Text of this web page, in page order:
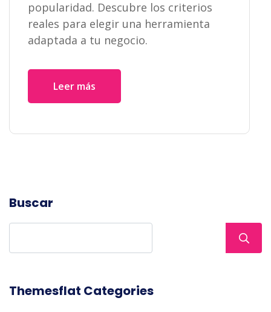
popularidad. Descubre los criterios
reales para elegir una herramienta
adaptada a tu negocio.
Leer más
Buscar
Themesflat Categories